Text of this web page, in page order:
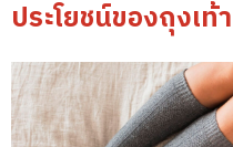
ประโยชน์ของถุงเท้